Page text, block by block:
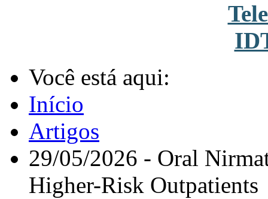
Você está aqui:
Início
Artigos
29/05/2026 - Oral
Higher-Risk Outpatients